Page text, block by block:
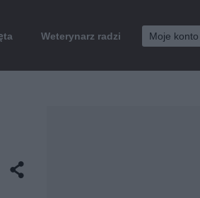
Weterynarz radzi Moje konto